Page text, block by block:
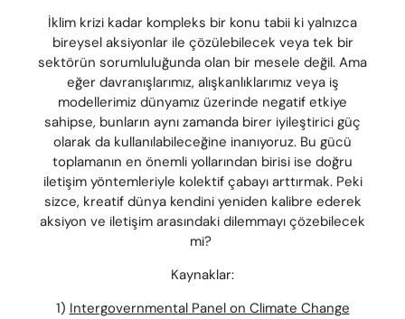
İklim krizi kadar kompleks bir konu tabii ki yalnızca
bireysel aksiyonlar ile çözülebilecek veya tek bir
sektörün sorumluluğunda olan bir mesele değil. Ama
eğer davranışlarımız, alışkanlıklarımız veya iş
modellerimiz dünyamız üzerinde negatif etkiye
sahipse, bunların aynı zamanda birer iyileştirici güç
olarak da kullanılabileceğine inanıyoruz. Bu gücü
toplamanın en önemli yollarından birisi ise doğru
iletişim yöntemleriyle kolektif çabayı arttırmak. Peki
sizce, kreatif dünya kendini yeniden kalibre ederek
aksiyon ve iletişim arasındaki dilemmayı çözebilecek
mi?
Kaynaklar:
1) Intergovernmental Panel on Climate Change